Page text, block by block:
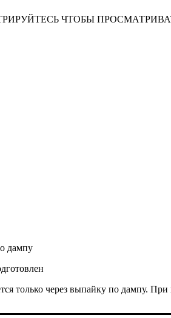
ЧТОБЫ
дампу
только через выпайку по дампу.